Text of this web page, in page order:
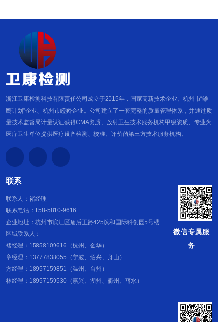
浙江卫康检测科技有限责任公司成立于2015年，国家高新技术企业、杭州市“雏
鹰计划”企业、杭州市瞪羚企业。公司建立了一套完整的质量管理体系，并通过质
量技术监督局计量认证获得CMA资质、放射卫生技术服务机构甲级资质、专业为
医疗卫生单位提供医疗设备检测、校准、评价的第三方技术服务机构。
联系
联系人：褚经理
联系电话：158-5810-9616
企业地址：杭州市滨江区庙后王路425滨和国际科创园5号楼
区域联系人：
褚经理：15858109616（杭州、金华）
章经理：13777838055（宁波、绍兴、舟山）
方经理：18957159851（温州、台州）
林经理：18957159530（嘉兴、湖州、衢州、丽水）
微信专属服
务